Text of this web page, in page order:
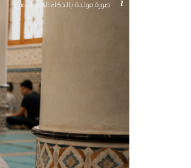
صورة مولدة بالذكاء الاصطناعي